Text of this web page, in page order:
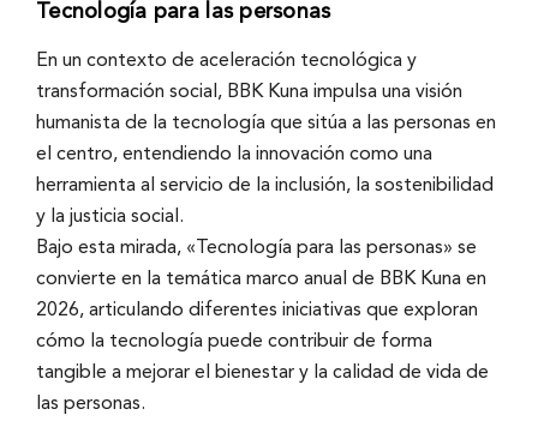
Tecnología para las personas
En un contexto de aceleración tecnológica y
transformación social, BBK Kuna impulsa una visión
humanista de la tecnología que sitúa a las personas en
el centro, entendiendo la innovación como una
herramienta al servicio de la inclusión, la sostenibilidad
y la justicia social.
Bajo esta mirada, «Tecnología para las personas» se
convierte en la temática marco anual de BBK Kuna en
2026, articulando diferentes iniciativas que exploran
cómo la tecnología puede contribuir de forma
tangible a mejorar el bienestar y la calidad de vida de
las personas.